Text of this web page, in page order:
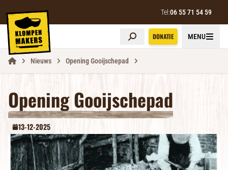
Tel:06 55 71 54 59
Klompenmakers DONATIE MENU
Nieuws Opening Gooijschepad
Opening Gooijschepad
13-12-2025